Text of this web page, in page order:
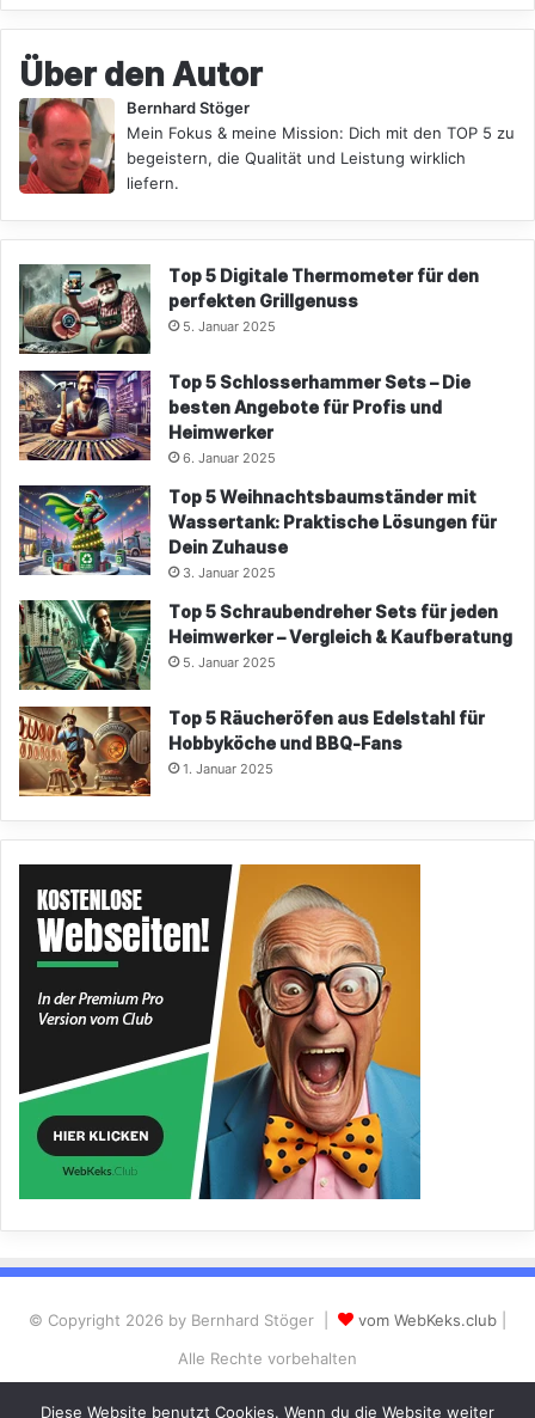
Über den Autor
Bernhard Stöger
Mein Fokus & meine Mission: Dich mit den TOP 5 zu
begeistern, die Qualität und Leistung wirklich
liefern.
Top 5 Digitale Thermometer für den
perfekten Grillgenuss
5. Januar 2025
Top 5 Schlosserhammer Sets – Die
besten Angebote für Profis und
Heimwerker
6. Januar 2025
Top 5 Weihnachtsbaumständer mit
Wassertank: Praktische Lösungen für
Dein Zuhause
3. Januar 2025
Top 5 Schraubendreher Sets für jeden
Heimwerker – Vergleich & Kaufberatung
5. Januar 2025
Top 5 Räucheröfen aus Edelstahl für
Hobbyköche und BBQ-Fans
1. Januar 2025
© Copyright 2026 by Bernhard Stöger | vom WebKeks.club
Alle Rechte vorbehalten
Diese Website benutzt Cookies. Wenn du die Website weiter